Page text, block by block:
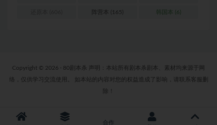
阵营本 (165) 韩国本 (6)
Copyright © 2026 · 80剧本杀 声明：本站所有剧本杀剧本、素材均来源于网
络，仅供学习交流使用。 如本站的内容对您的权益造成了影响，请联系客服删
除！
合作